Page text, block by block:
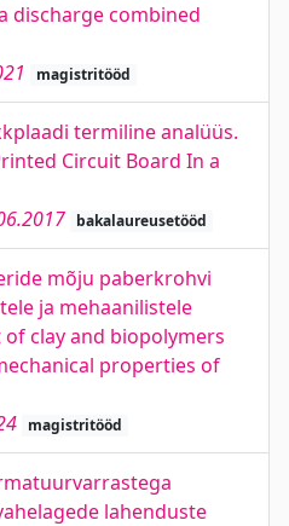
discharge combined
magistritööd
termiline analüüs.
Circuit Board In a
bakalaureusetööd
mõju paberkrohvi
ja mehaanilistele
clay and biopolymers
properties of
magistritööd
lahenduste